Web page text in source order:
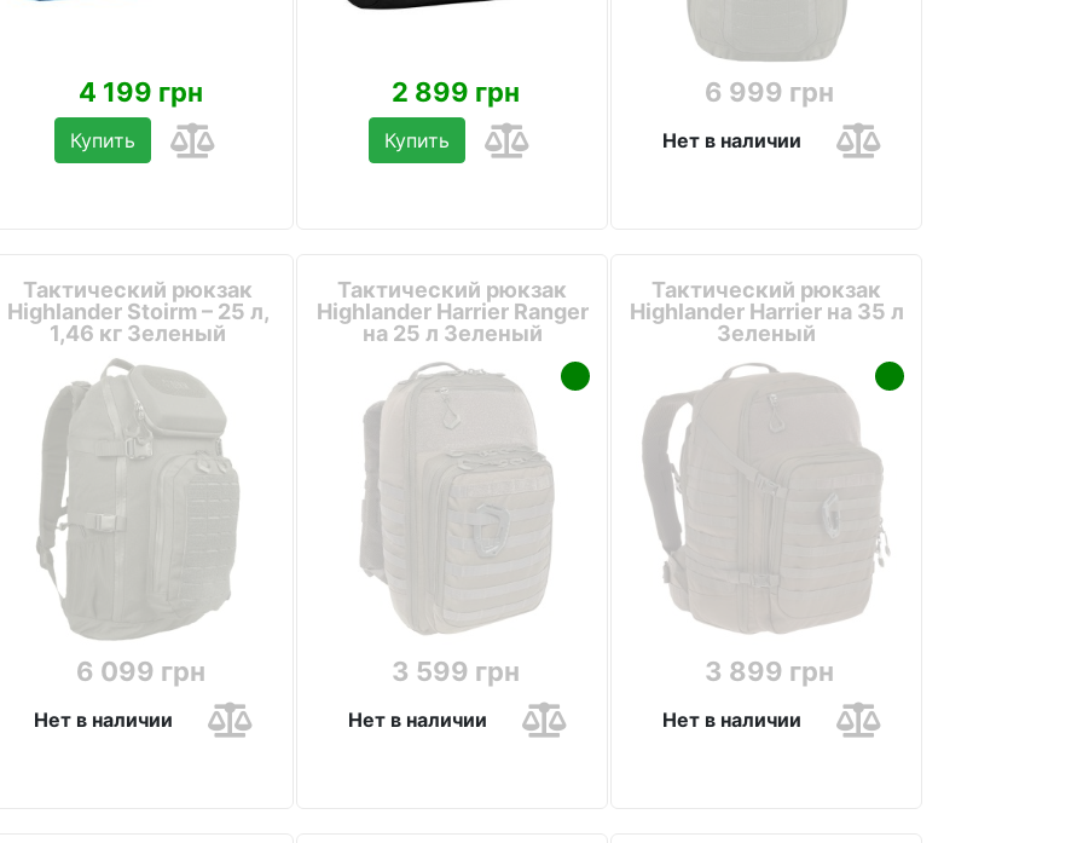
4 199 грн
Купить
2 899 грн
Купить
6 999 грн
Нет в наличии
Тактический рюкзак
Highlander Stoirm – 25 л,
1,46 кг Зеленый
6 099 грн
Нет в наличии
Тактический рюкзак
Highlander Harrier Ranger
на 25 л Зеленый
3 599 грн
Нет в наличии
Тактический рюкзак
Highlander Harrier на 35 л
Зеленый
3 899 грн
Нет в наличии